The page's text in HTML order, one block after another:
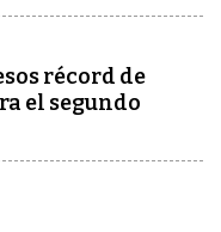
récord de
el segundo